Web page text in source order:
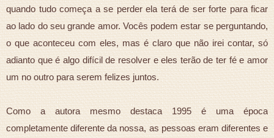
quando tudo começa a se perder ela terá de ser forte para ficar
ao lado do seu grande amor. Vocês podem estar se perguntando,
o que aconteceu com eles, mas é claro que não irei contar, só
adianto que é algo difícil de resolver e eles terão de ter fé e amor
um no outro para serem felizes juntos.
Como a autora mesmo destaca 1995 é uma época
completamente diferente da nossa, as pessoas eram diferentes e